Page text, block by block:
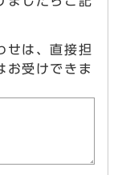
せは、直接担
お受けできま